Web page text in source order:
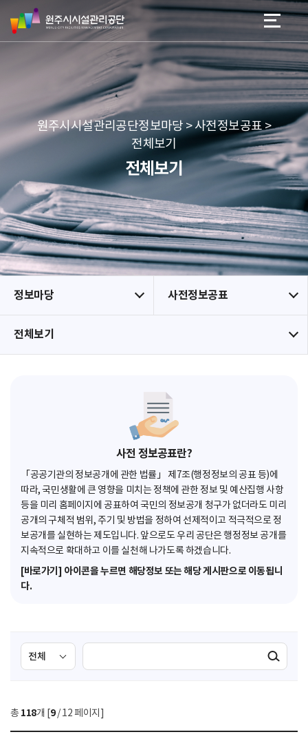
네
본문 바로가기
메뉴 바로가기
원
주
시
리
공
단
원주시시설관리공단정보마당 > 사전정보공표 >
전체보기
전체보기
정보마당 사전정보공표
전체보기
사전 정보공표란?
「공공기관의 정보공개에 관한 법률」 제7조(행정정보의 공표 등)에
따라, 국민생활에 큰 영향을 미치는 정책에 관한 정보 및 예산집행 사항
등을 미리 홈페이지에 공표하여 국민의 정보공개 청구가 없더라도 미리
공개의 구체적 범위, 주기 및 방법을 정하여 선제적이고 적극적으로 정
보공개를 실현하는 제도입니다. 앞으로도 우리 공단은 행정정보 공개를
지속적으로 확대하고 이를 실천해 나가도록 하겠습니다.
[바로가기] 아이콘을 누르면 해당정보 또는 해당 게시판으로 이동됩니
다.
검
색
선
택
색
검색실행
총 118개 [9/ 12 페이지]